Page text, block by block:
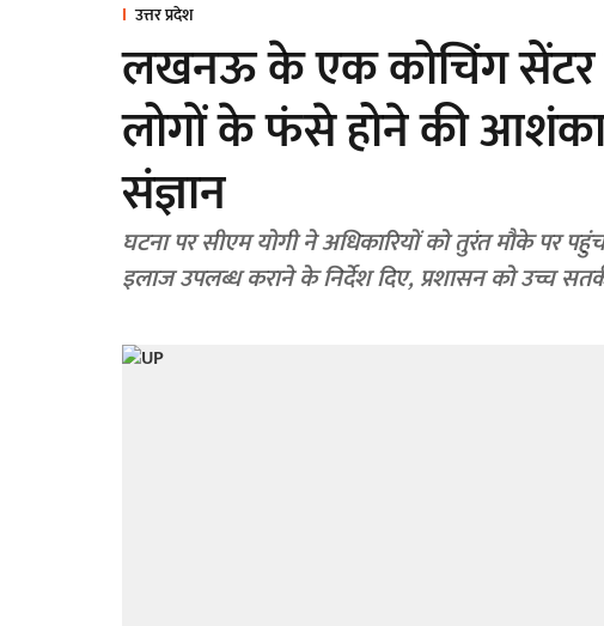
उत्तर प्रदेश
लखनऊ के एक कोचिंग
लोगों के फंसे होने की
संज्ञान
घटना पर सीएम योगी ने अधिकारियों को तुरंत मौके पर
इलाज उपलब्ध कराने के निर्देश दिए, प्रशासन को उच्च